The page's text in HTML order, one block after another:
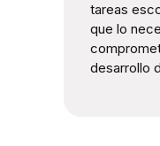
tareas
que lo
desarrollo